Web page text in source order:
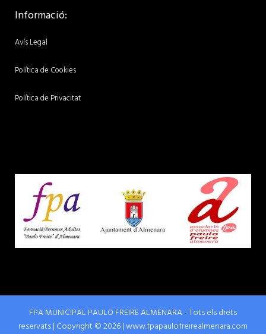
Informació:
Avís Legal
Política de Cookies
Política de Privacitat
FPA MUNICIPAL PAULO FREIRE ALMENARA - Tots els drets
reservats | Copyright © 2026 | www.fpapaulofreirealmenara.com